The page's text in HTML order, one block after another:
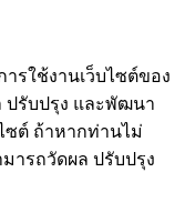
รใช้งานเว็บไซต์ของ
ปรับปรุง และพัฒนา
ซต์ ถ้าหากท่านไม่
ารถวัดผล ปรับปรุง